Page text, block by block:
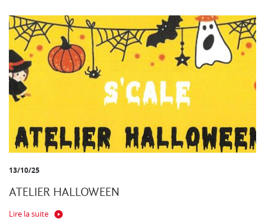
13/10/25
ATELIER HALLOWEEN
Lire la suite